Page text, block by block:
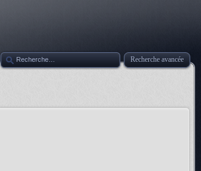
Recherche avancée